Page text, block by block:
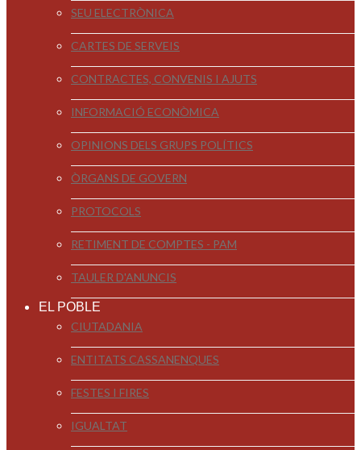
SEU ELECTRÒNICA
CARTES DE SERVEIS
CONTRACTES, CONVENIS I AJUTS
INFORMACIÓ ECONÒMICA
OPINIONS DELS GRUPS POLÍTICS
ÒRGANS DE GOVERN
PROTOCOLS
RETIMENT DE COMPTES - PAM
TAULER D'ANUNCIS
EL POBLE
CIUTADANIA
ENTITATS CASSANENQUES
FESTES I FIRES
IGUALTAT